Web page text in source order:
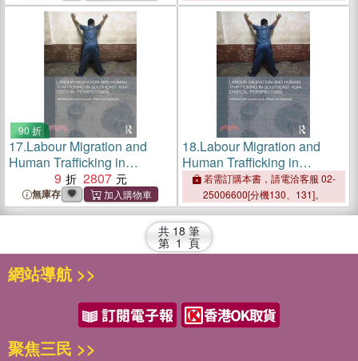
90 折
17.Labour Migration and
Human Trafficking in
Southeast Asia ─ Critical
Perspectives
9 2807
無庫存
18.Labour Migration and
Human Trafficking in
Southeast Asia ─ Critical
Perspectives
若需訂購本書，請電洽客服 02-
25006600[分機130、131]。
共 18 筆
第 1 頁
網站導航 >>
聚焦三民 >>